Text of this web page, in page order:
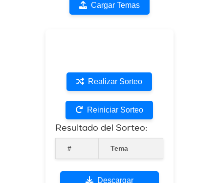
Cargar Temas
Realizar Sorteo
Reiniciar Sorteo
Resultado del Sorteo:
# Tema
Descargar